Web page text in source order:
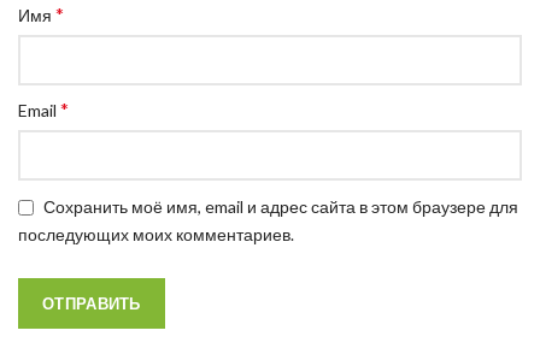
Имя *
Email *
Сохранить моё имя, email и адрес сайта в этом браузере для
последующих моих комментариев.